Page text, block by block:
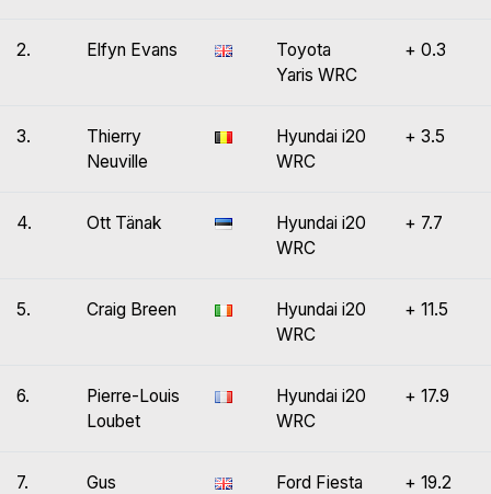
2. Elfyn Evans
Toyota
Yaris WRC
+ 0.3
3.
Thierry
Neuville
Hyundai i20
WRC
+ 3.5
4. Ott Tänak
Hyundai i20
WRC
+ 7.7
5. Craig Breen
Hyundai i20
WRC
+ 11.5
6.
Pierre-Louis
Loubet
Hyundai i20
WRC
+ 17.9
7.
Gus
Ford Fiesta
+ 19.2